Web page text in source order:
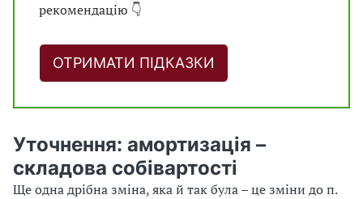
рекомендацію 👇
ОТРИМАТИ ПІДКАЗКИ
Уточнення: амортизація –
складова собівартості
Ще одна дрібна зміна, яка й так була – це зміни до п.